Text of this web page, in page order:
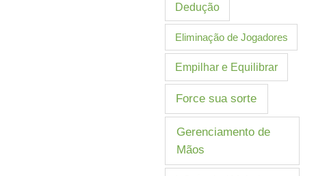
Dedução
Eliminação de Jogadores
Empilhar e Equilibrar
Force sua sorte
Gerenciamento de
Mãos